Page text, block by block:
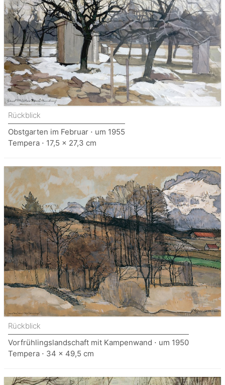
Rückblick
Obstgarten im Februar ⋅ um 1955
Tempera ⋅ 17,5 x 27,3 cm
Rückblick
Vorfrühlingslandschaft mit Kampenwand ⋅ um 1950
Tempera ⋅ 34 x 49,5 cm